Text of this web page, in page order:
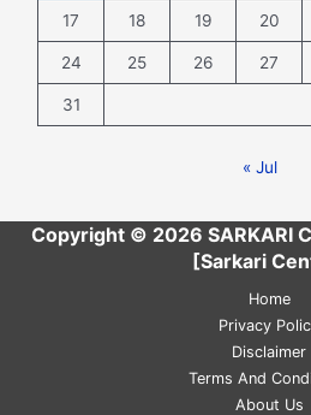
17 18 19 20
24 25 26 27
31
« Jul
Copyright © 2026 SARKARI
[Sarkari
Home
Privacy
Disclaimer
Terms And
About Us